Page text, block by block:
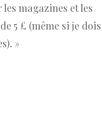
magazines et les
5 £ (même si je dois
»